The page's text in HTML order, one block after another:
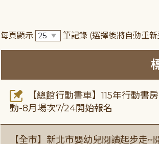
每頁顯示 筆記錄 (選擇後將自動重新
【總館行動書車】115年行動書
動-8月場次7/24開始報名
【全市】新北市嬰幼兒閱讀起步走~